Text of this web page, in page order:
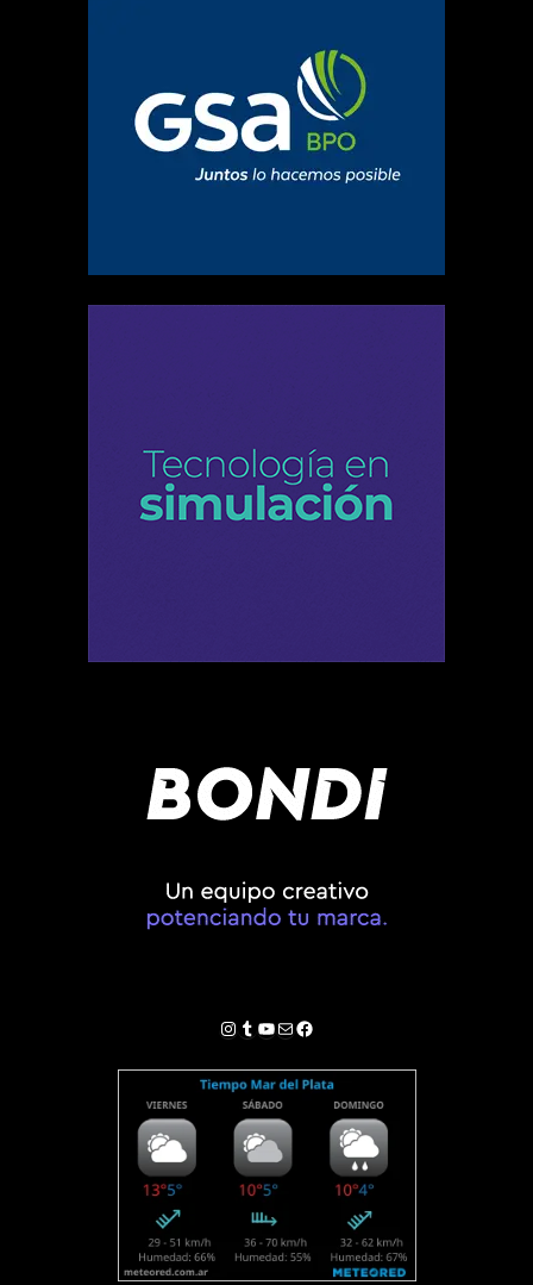
Instagram
Tumblr
YouTube
Correo electrónico
Facebook